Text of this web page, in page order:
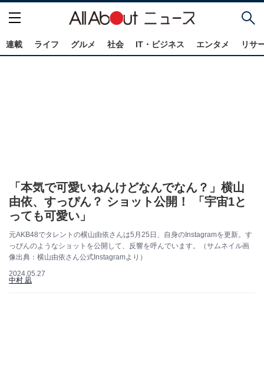
連載 ライフ グルメ 社会 IT・ビジネス エンタメ リサ
「本気で可愛いねんけどなんでなん？」横山
由依、すっぴん？ ショット公開！ 「宇宙1と
っても可愛い」
元AKB48でタレントの横山由依さんは5月25日、自身のInstagramを更新。す
っぴんのようなショットを公開して、反響を呼んでいます。（サムネイル画
像出典：横山由依さん公式Instagramより）
2024.05.27
中村 凪